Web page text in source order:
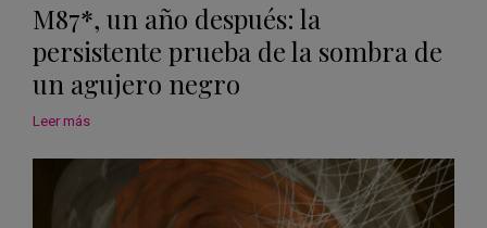
M87*, un año después: la
persistente prueba de la sombra de
un agujero negro
Leer más